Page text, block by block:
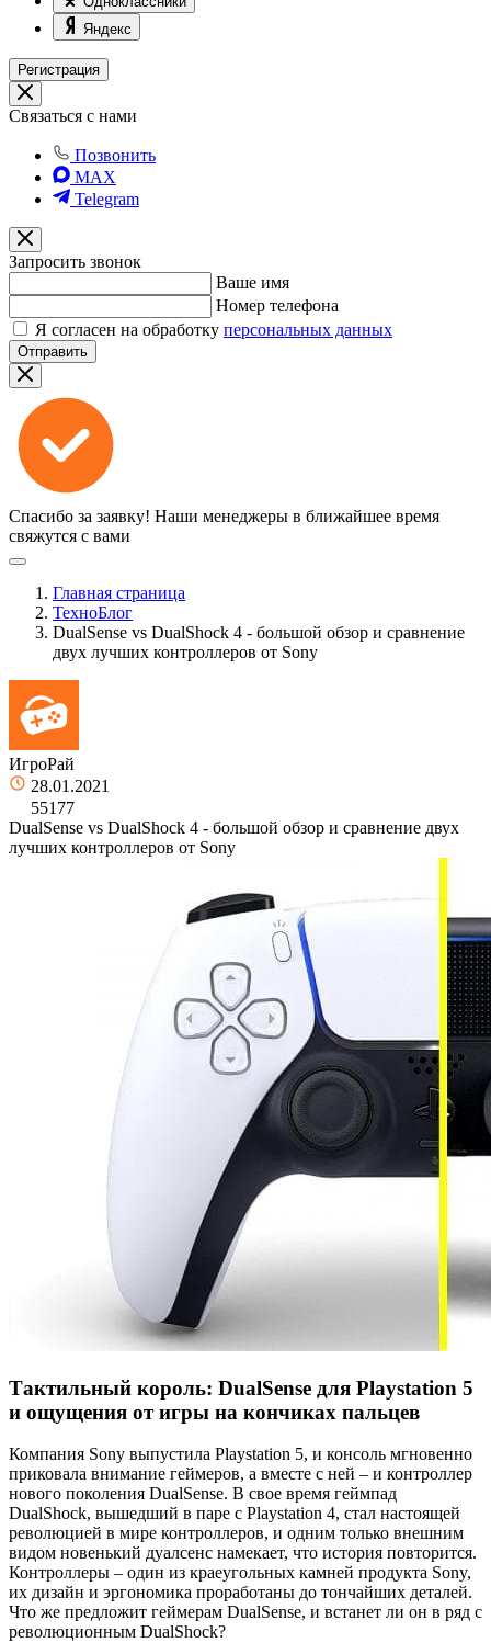
Яндекс
Регистрация
Связаться с нами
Позвонить
MAX
Telegram
Запросить звонок
Ваше имя
Номер телефона
Я согласен на обработку персональных данных
Отправить
Спасибо за заявку! Наши менеджеры в ближайшее время
свяжутся с вами
Главная страница
ТехноБлог
DualSense vs DualShock 4 - большой обзор и сравнение
двух лучших контроллеров от Sony
ИгроРай
28.01.2021
55177
DualSense vs DualShock 4 - большой обзор и сравнение двух
лучших контроллеров от Sony
Тактильный король: DualSense для Playstation 5
и ощущения от игры на кончиках пальцев
Компания Sony выпустила Playstation 5, и консоль мгновенно
приковала внимание геймеров, а вместе с ней – и контроллер
нового поколения DualSense. В свое время геймпад
DualShock, вышедший в паре с Playstation 4, стал настоящей
революцией в мире контроллеров, и одним только внешним
видом новенький дуалсенс намекает, что история повторится.
Контроллеры – один из краеугольных камней продукта Sony,
их дизайн и эргономика проработаны до тончайших деталей.
Что же предложит геймерам DualSense, и встанет ли он в ряд с
революционным DualShock?